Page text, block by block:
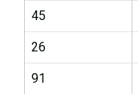
45
26
91